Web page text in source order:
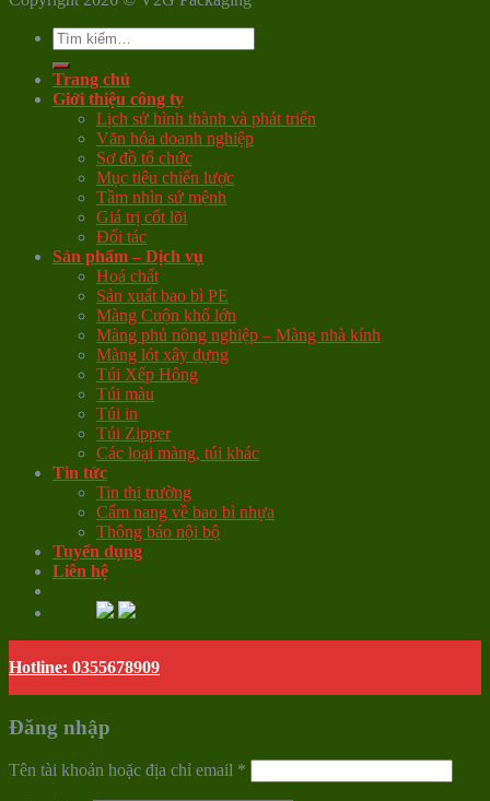
Tìm
kiếm:
Trang chủ
Giới thiệu công ty
Lịch sử hình thành và phát triển
Văn hóa doanh nghiệp
Sơ đồ tổ chức
Mục tiêu chiến lược
Tầm nhìn sứ mệnh
Giá trị cốt lõi
Đối tác
Sản phẩm – Dịch vụ
Hoá chất
Sản xuất bao bì PE
Màng Cuộn khổ lớn
Màng phủ nông nghiệp – Màng nhà kính
Màng lót xây dựng
Túi Xếp Hông
Túi màu
Túi in
Túi Zipper
Các loại màng, túi khác
Tin tức
Tin thị trường
Cẩm nang về bao bì nhựa
Thông báo nội bộ
Tuyển dụng
Liên hệ
Hotline: 0355678909
Đăng nhập
Tên tài khoản hoặc địa chỉ email *